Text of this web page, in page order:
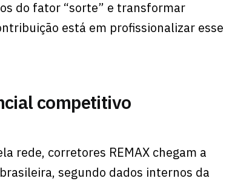
do fator “sorte” e transformar
está em profissionalizar esse
competitivo
rede, corretores REMAX chegam a
segundo dados internos da